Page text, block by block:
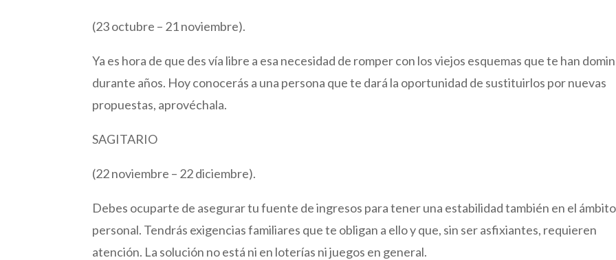
(23 octubre – 21 noviembre).
Ya es hora de que des vía libre a esa necesidad de romper con los viejos esquemas que te han
durante años. Hoy conocerás a una persona que te dará la oportunidad de sustituirlos por nuevas
propuestas, aprovéchala.
SAGITARIO
(22 noviembre – 22 diciembre).
Debes ocuparte de asegurar tu fuente de ingresos para tener una estabilidad también en el ámbito
personal. Tendrás exigencias familiares que te obligan a ello y que, sin ser asfixiantes, requieren
atención. La solución no está ni en loterías ni juegos en general.